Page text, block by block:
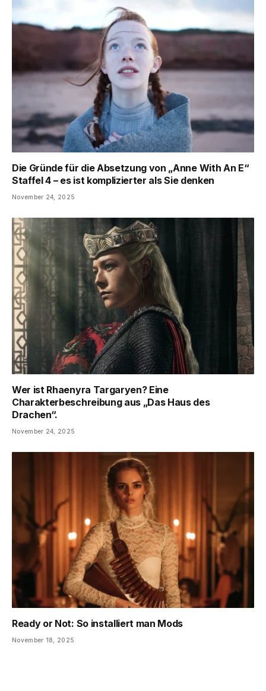
Die Gründe für die Absetzung von „Anne With An E“
Staffel 4 – es ist komplizierter als Sie denken
November 24, 2025
Wer ist Rhaenyra Targaryen? Eine
Charakterbeschreibung aus „Das Haus des
Drachen“.
November 24, 2025
Ready or Not: So installiert man Mods
November 18, 2025